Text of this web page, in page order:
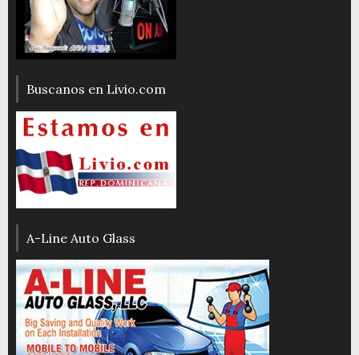
Buscanos en Livio.com
A-Line Auto Glass